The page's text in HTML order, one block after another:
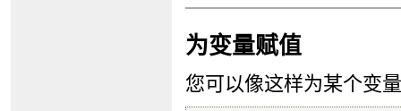
为变量赋值
您可以像这样为某个变